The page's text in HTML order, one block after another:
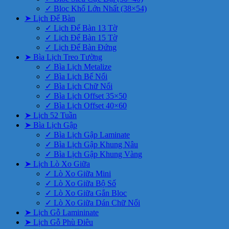
✓ Bloc Khổ Lớn Nhất (38×54)
➤ Lịch Để Bàn
✓ Lịch Để Bàn 13 Tờ
✓ Lịch Để Bàn 15 Tờ
✓ Lịch Để Bàn Đứng
➤ Bìa Lịch Treo Tường
✓ Bìa Lịch Metalize
✓ Bìa Lịch Bế Nổi
✓ Bìa Lịch Chữ Nổi
✓ Bìa Lịch Offset 35×50
✓ Bìa Lịch Offset 40×60
➤ Lịch 52 Tuần
➤ Bìa Lịch Gập
✓ Bìa Lịch Gập Laminate
✓ Bìa Lịch Gập Khung Nâu
✓ Bìa Lịch Gập Khung Vàng
➤ Lịch Lò Xo Giữa
✓ Lò Xo Giữa Mini
✓ Lò Xo Giữa Bộ Số
✓ Lò Xo Giữa Gắn Bloc
✓ Lò Xo Giữa Dán Chữ Nổi
➤ Lịch Gỗ Lamininate
➤ Lịch Gỗ Phù Điêu